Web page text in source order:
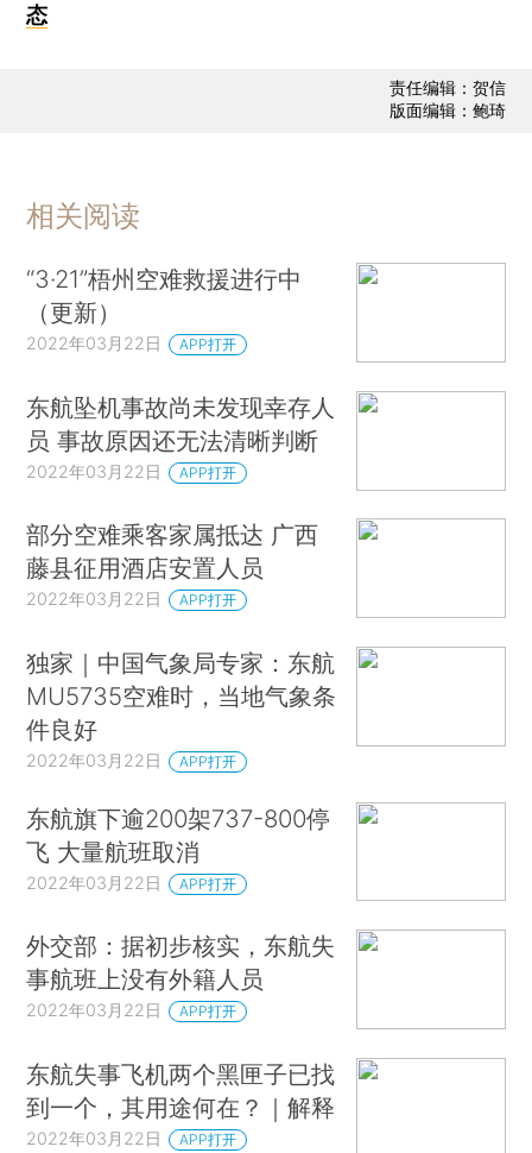
态
责任编辑：贺信
版面编辑：鲍琦
相关阅读
“3·21”梧州空难救援进行中
（更新）
2022年03月22日 APP打开
东航坠机事故尚未发现幸存人
员 事故原因还无法清晰判断
2022年03月22日 APP打开
部分空难乘客家属抵达 广西
藤县征用酒店安置人员
2022年03月22日 APP打开
独家｜中国气象局专家：东航
MU5735空难时，当地气象条
件良好
2022年03月22日 APP打开
东航旗下逾200架737-800停
飞 大量航班取消
2022年03月22日 APP打开
外交部：据初步核实，东航失
事航班上没有外籍人员
2022年03月22日 APP打开
东航失事飞机两个黑匣子已找
到一个，其用途何在？｜解释
2022年03月22日 APP打开